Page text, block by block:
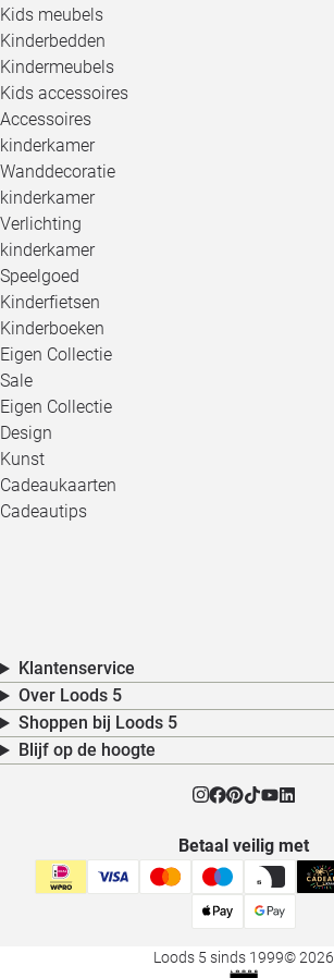
Kids meubels
Kinderbedden
Kindermeubels
Kids accessoires
Accessoires
kinderkamer
Wanddecoratie
kinderkamer
Verlichting
kinderkamer
Speelgoed
Kinderfietsen
Kinderboeken
Eigen Collectie
Sale
Eigen Collectie
Design
Kunst
Cadeaukaarten
Cadeautips
Klantenservice
Over Loods 5
Shoppen bij Loods 5
Blijf op de hoogte
Betaal veilig met
Loods 5 sinds 1999© 2026